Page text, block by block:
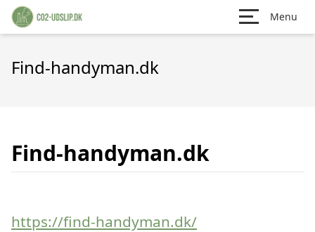
Menu
Find-handyman.dk
Find-handyman.dk
https://find-handyman.dk/